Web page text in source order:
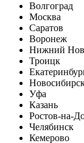
Волгоград
Москва
Саратов
Воронеж
Нижний
Троицк
Уфа
Казань
Ростов-на-
Челябинск
Кемерово